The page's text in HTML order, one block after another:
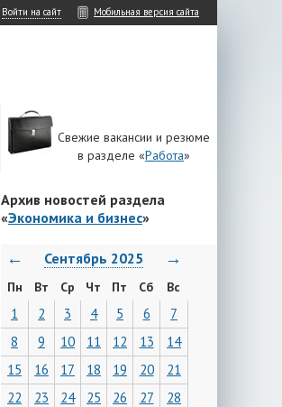
Войти на сайт Мобильная версия сайта
Свежие вакансии и резюме
в разделе «Работа»
Архив новостей раздела
«Экономика и бизнес»
← Сентябрь 2025 →
Пн Вт Ср Чт Пт Сб Вс
1 2 3 4 5 6
7
8
9 10 11 12 13
14
15
16 17 18 19 20
21
22
23 24 25 26 27
28